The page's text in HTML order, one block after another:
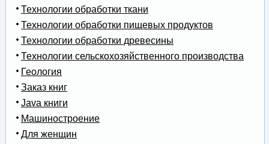
Технологии обработки ткани
Технологии обработки пищевых продуктов
Технологии обработки древесины
Технологии сельскохозяйственного производства
Геология
Заказ книг
Java книги
Машиностроение
Для женщин